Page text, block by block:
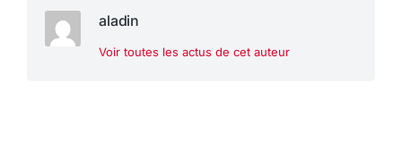
aladin
Voir toutes les actus de cet auteur